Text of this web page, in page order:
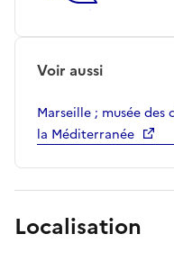
Voir aussi
Marseille ; musée
la Méditerranée
Localisation